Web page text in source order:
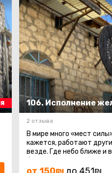
106. Исполнение
2 отзыва
В мире много «мест
кажется, работают
везде. Где небо ближе и